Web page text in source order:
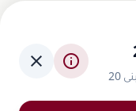
info
close